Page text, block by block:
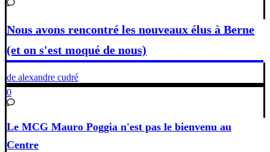
Nous avons rencontré les nouveaux élus à Berne
(et on s'est moqué de nous)
de alexandre cudré
0
Le MCG Mauro Poggia n'est pas le bienvenu au
Centre